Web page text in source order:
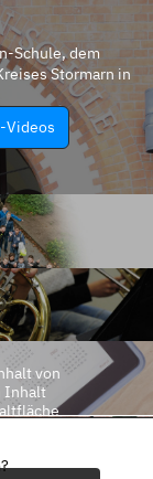
Schule, dem
Stormarn in
Videos
von
Inhalt